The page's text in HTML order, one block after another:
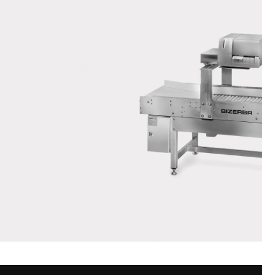
Επιβεβαιώνω ότι συμφωνώ με τη χρήση των δεδομένων μου
για να επεξεργαστώ αυτό το αίτημα. Περισσότερες
πληροφορίες μπορούν να βρεθούν στο Δήλωση προστασίας